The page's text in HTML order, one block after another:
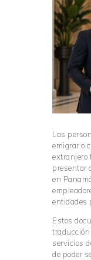
Las
emigrar o
extranjero
presentar
en
entidades
Estos
servicios
de poder